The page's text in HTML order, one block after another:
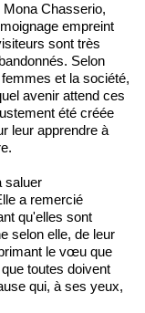
Chasserio,
empreint
sont très
Selon
et la société,
avenir attend ces
été créée
leur apprendre à
saluer
a remercié
qu'elles sont
selon elle, de leur
le vœu que
toutes doivent
qui, à ses yeux,